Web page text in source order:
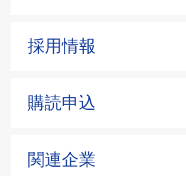
採用情報
購読申込
関連企業